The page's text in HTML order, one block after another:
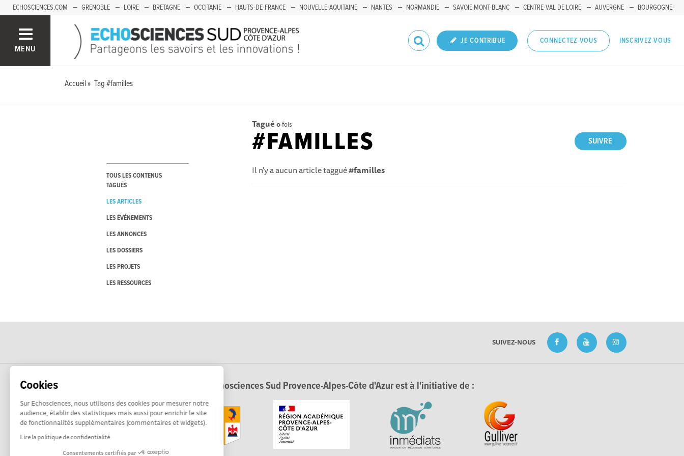
Cookies
Sur Echosciences, nous utilisons des cookies pour mesurer notre
audience, établir des statistiques mais aussi pour enrichir le site
de fonctionnalités supplémentaires (commentaires et widgets).
Lire la politique de confidentialité
Consentements certifiés par
ECHOSCIENCES.COM GRENOBLE LOIRE BRETAGNE OCCITANIE HAUTS-DE-FRANCE NOUVELLE-AQUITAINE NANTES NORMANDIE SAVOIE MONT-BLANC CENTRE-VAL DE LOIRE AUVERGNE
BOURGOGNE-
MENU
JE CONTRIBUE CONNECTEZ-VOUS INSCRIVEZ-VOUS
Accueil Tag #familles
TOUS LES CONTENUS
TAGUÉS
LES ARTICLES
LES ÉVÉNEMENTS
LES ANNONCES
LES DOSSIERS
LES PROJETS
LES RESSOURCES
Tagué 0fois
SUIVRE
#FAMILLES
Il n'y a aucun article taggué#familles
SUIVEZ-NOUS
Echosciences Sud Provence-Alpes-Côte d'Azur est à l'initiative de :